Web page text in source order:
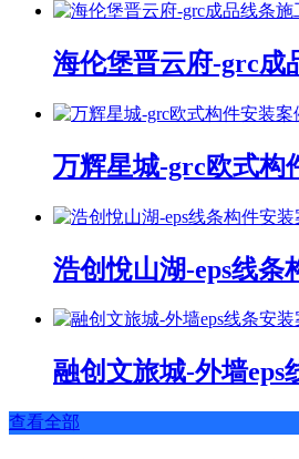
海伦堡晋云府-grc成
万辉星城-grc欧式构
浩创悅山湖-eps线条
融创文旅城-外墙eps
查看全部